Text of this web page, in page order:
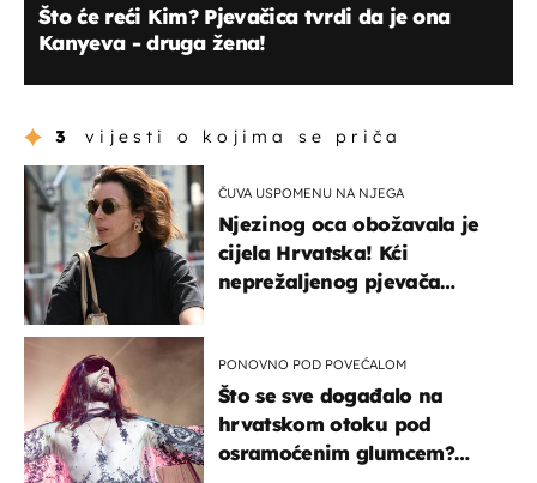
Što će reći Kim? Pjevačica tvrdi da je ona
Kanyeva - druga žena!
3 vijesti o kojima se priča
ČUVA USPOMENU NA NJEGA
Njezinog oca obožavala je
cijela Hrvatska! Kći
neprežaljenog pjevača
PONOVNO POD POVEĆALOM
Što se sve događalo na
hrvatskom otoku pod
osramoćenim glumcem?